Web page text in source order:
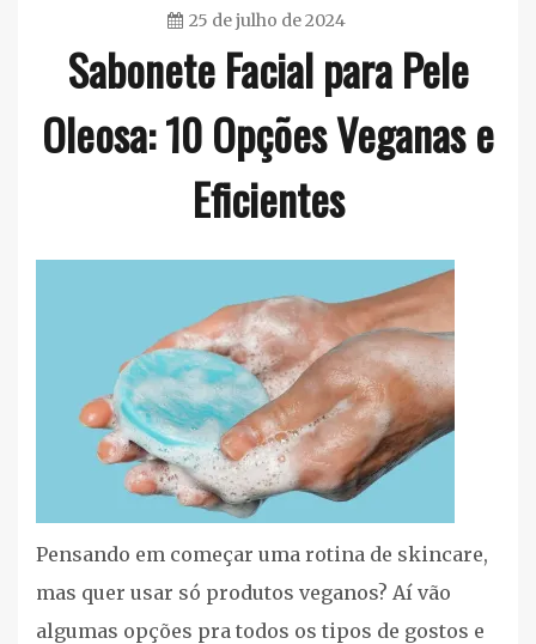
25 de julho de 2024
Ester
Sena
Silva
Sabonete Facial para Pele
Oleosa: 10 Opções Veganas e
Eficientes
Pensando em começar uma rotina de skincare,
mas quer usar só produtos veganos? Aí vão
algumas opções pra todos os tipos de gostos e